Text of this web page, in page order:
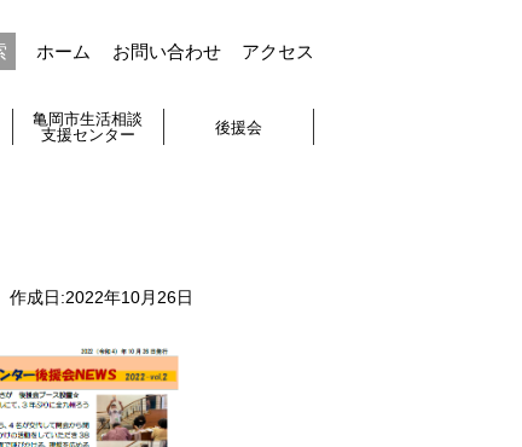
ホーム お問い合わせ アクセス
亀岡市生活相談
支援センター
後援会
作成日:2022年10月26日